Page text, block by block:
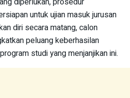
untuk ujian masuk jurusan
diri secara matang, calon
peluang keberhasilan
studi yang menjanjikan ini.